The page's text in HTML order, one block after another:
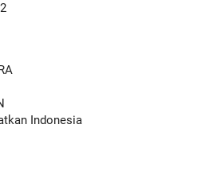
Indonesia